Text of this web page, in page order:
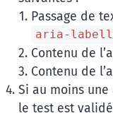
Passage de
aria-
Contenu de
Contenu de
Si au moins
le test est